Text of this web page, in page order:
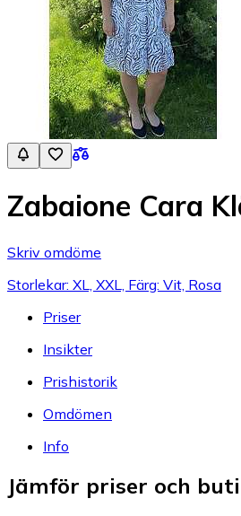
Zabaione Cara
Skriv omdöme
Storlekar: XL, XXL, Färg: Vit, Rosa
Priser
Insikter
Prishistorik
Omdömen
Info
Jämför priser och